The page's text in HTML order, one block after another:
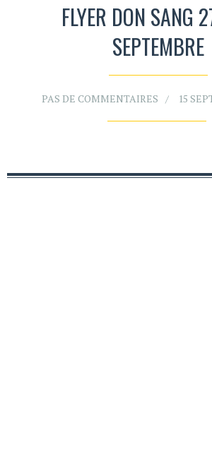
FLYER DON SANG
SEPTEMBRE
PAS DE COMMENTAIRES 15